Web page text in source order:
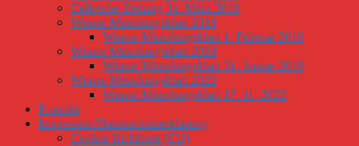
Cellesche Zeitung 31. März 2018
Winser Mitteilungsblatt 2018
Winser Mitteilungsblatt 1. Februar 2018
Winser Mitteilungsblatt 2019
Winser Mitteilungsblatt 31. Januar 2019
Winser Mitteilungsblatt 2022
Winser Mitteilungsblatt 17. 11. 2022
Kontakt
Impressum/Datenschutzerklärung
Cookie-Richtlinie (EU)